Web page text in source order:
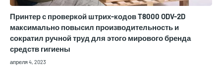
Принтер с проверкой штрих-кодов T8000 ODV-2D
максимально повысил производительность и
сократил ручной труд для этого мирового бренда
средств гигиены
апреля 4, 2023